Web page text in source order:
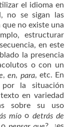
el idioma en
no se sigan las
no existe una
estructurar
en este
la presencia
o con un
,en, para, etc. En
la situación
en variedad
sobre su uso
mío o detrás de